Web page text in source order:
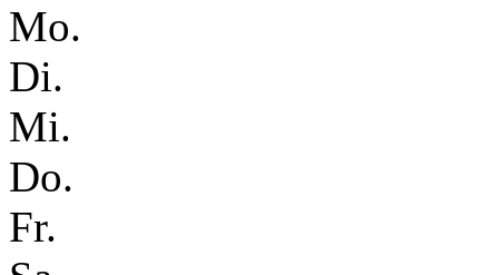
Mo.
Di.
Mi.
Do.
Fr.